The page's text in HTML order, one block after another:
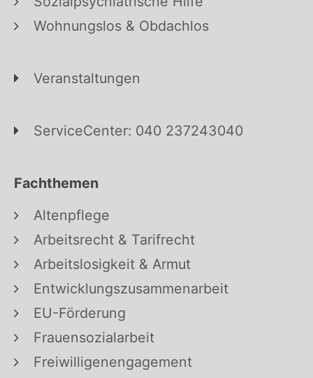
Wohnungslos & Obdachlos
Veranstaltungen
ServiceCenter: 040 237243040
Fachthemen
Altenpflege
Arbeitsrecht & Tarifrecht
Arbeitslosigkeit & Armut
Entwicklungszusammenarbeit
EU-Förderung
Frauensozialarbeit
Freiwilligenengagement